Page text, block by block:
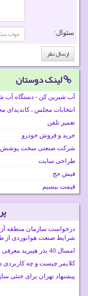
سئوال:
لینک دوستان
آب شیرین کن - دستگاه آب
انتخابات مجلس ، کاندیدای
تعمیر تلفن
خرید و فروش خودرو
شرکت صنعتی سخت پوشش
طراحی سایت
فیش حج
قیمت بیسیم
درخواست سازمان منطقه
شرایط صنعت هوانوردی از
امسال 40 بذر هیبرید معرفی می شود
کلایمر چیست و چه کاربردی
پیشنهاد تهران برای خنثی